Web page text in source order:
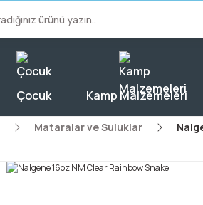
2000 TL Üzeri Alışverişlerde
Çocuk Kamp Malzemeleri
Mataralar ve Suluklar